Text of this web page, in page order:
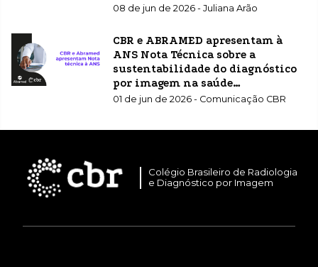
08 de jun de 2026 - Juliana Arão
CBR e ABRAMED apresentam à
ANS Nota Técnica sobre a
sustentabilidade do diagnóstico
por imagem na saúde
suplementar
01 de jun de 2026 - Comunicação CBR
Colégio Brasileiro de Radiologia
e Diagnóstico por Imagem